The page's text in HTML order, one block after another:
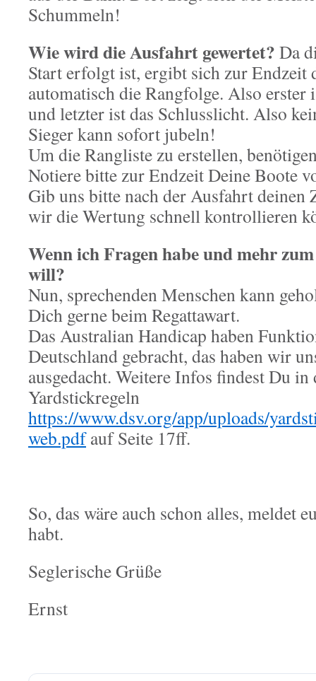
Schummeln!
Wie wird die Ausfahrt gewertet? Da
Start erfolgt ist, ergibt sich zur Endzeit
automatisch die Rangfolge. Also erster
und letzter ist das Schlusslicht. Also
Sieger kann sofort jubeln!
Um die Rangliste zu erstellen,
Notiere bitte zur Endzeit Deine Boote
Gib uns bitte nach der Ausfahrt deinen
wir die Wertung schnell kontrollieren
Wenn ich Fragen habe und mehr
will?
Nun, sprechenden Menschen kann
Dich gerne beim Regattawart.
Das Australian Handicap haben
Deutschland gebracht, das haben wir
ausgedacht. Weitere Infos findest Du in
Yardstickregeln
https://www.dsv.org/app/uploads/
web.pdfauf Seite 17ff.
So, das wäre auch schon alles, meldet
habt.
Seglerische Grüße
Ernst